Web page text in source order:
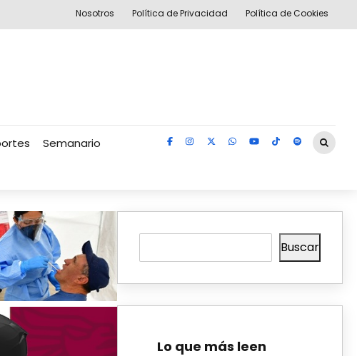
Nosotros Política de Privacidad Política de Cookies
Semanario
Buscar
Lo que más leen